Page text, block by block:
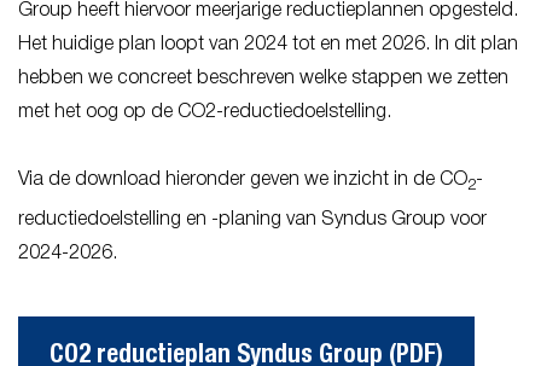
Group heeft hiervoor meerjarige reductieplannen opgesteld.
Het huidige plan loopt van 2024 tot en met 2026. In dit plan
hebben we concreet beschreven welke stappen we zetten
met het oog op de CO2-reductiedoelstelling.
Via de download hieronder geven we inzicht in de CO2-
reductiedoelstelling en -planing van Syndus Group voor
2024-2026.
CO2 reductieplan Syndus Group (PDF)